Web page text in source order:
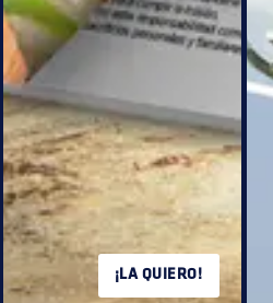
¡LA QUIERO!